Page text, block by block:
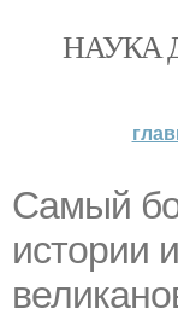
НАУКА
Самый
истории